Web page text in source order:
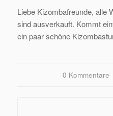
Liebe Kizombafreunde, alle
sind ausverkauft. Kommt
ein paar schöne
0 Kommentare
/